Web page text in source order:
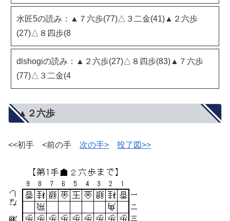
水匠5の読み：▲７六歩(77)△３二金(41)▲２六歩
(27)△８四歩(8
dlshogiの読み：▲２六歩(27)△８四歩(83)▲７六歩
(77)△３二金(4
▲２六歩
<<初手 <前の手 次の手> 投了図>>